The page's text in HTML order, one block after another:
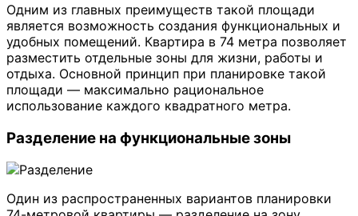
Одним из главных преимуществ такой площади
является возможность создания функциональных и
удобных помещений. Квартира в 74 метра позволяет
разместить отдельные зоны для жизни, работы и
отдыха. Основной принцип при планировке такой
площади — максимально рациональное
использование каждого квадратного метра.
Разделение на функциональные зоны
Один из распространенных вариантов планировки